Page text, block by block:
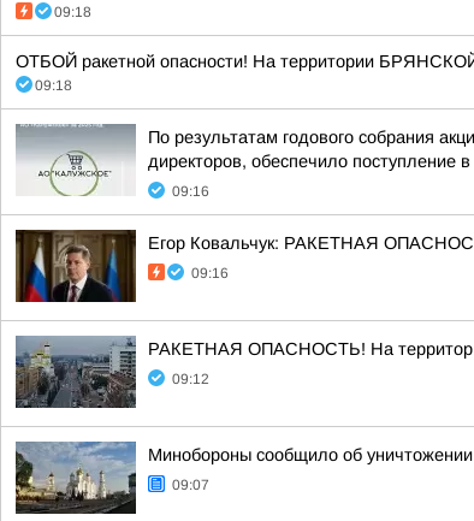
09:18
ОТБОЙ ракетной опасности! На территории
09:18
По результатам годового собрания
директоров, обеспечило
09:16
Егор Ковальчук: РАКЕТНАЯ
09:16
РАКЕТНАЯ ОПАСНОСТЬ! На
09:12
Минобороны сообщило об
09:07